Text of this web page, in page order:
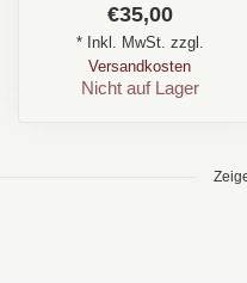
Erde, Nuss
Format: Salomon/...
€35,00
* Inkl. MwSt. zzgl.
Versandkosten
Nicht auf Lager